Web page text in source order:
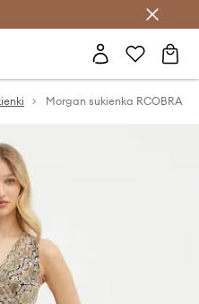
Club >
Morgan sukienka RCOBRA